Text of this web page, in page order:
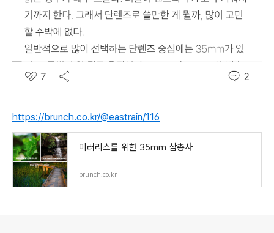
https://brunch.co.kr/@eastrain/116
미러리스를 위한 35mm 삼총사
brunch.co.kr